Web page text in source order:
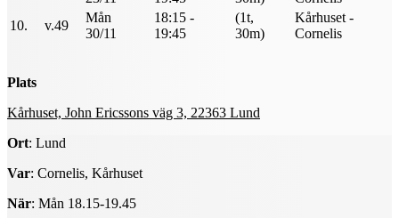
10.
v.49
Mån
30/11
18:15 -
19:45
(1t,
30m)
Kårhuset -
Cornelis
Plats
Kårhuset, John Ericssons väg 3, 22363 Lund
Ort: Lund
Var: Cornelis, Kårhuset
När: Mån 18.15-19.45